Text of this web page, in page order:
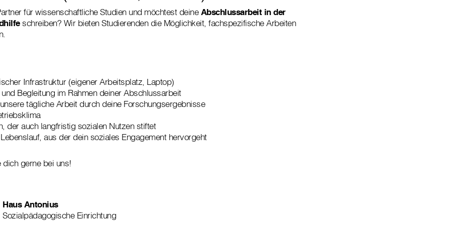
für wissenschaftliche Studien und möchtest deineAbschlussarbeit in der
schreiben? Wir bieten Studierenden die Möglichkeit, fachspezifische Arbeiten
Infrastruktur (eigener Arbeitsplatz, Laptop)
Begleitung im Rahmen deiner Abschlussarbeit
tägliche Arbeit durch deine Forschungsergebnisse
der auch langfristig sozialen Nutzen stiftet
aus der dein soziales Engagement hervorgeht
dich gerne bei uns!
Haus Antonius
Sozialpädagogische Einrichtung